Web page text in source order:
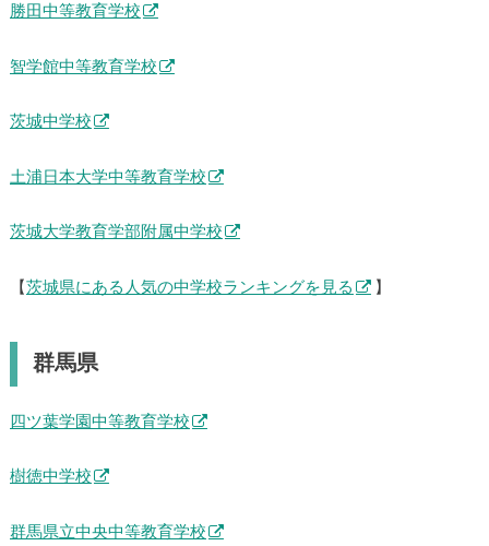
勝田中等教育学校
智学館中等教育学校
茨城中学校
土浦日本大学中等教育学校
茨城大学教育学部附属中学校
【 茨城県にある人気の中学校ランキングを見る 】
群馬県
四ツ葉学園中等教育学校
樹徳中学校
群馬県立中央中等教育学校